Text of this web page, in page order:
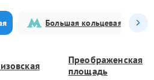
Большая кольцевая
Преображенская
площадь